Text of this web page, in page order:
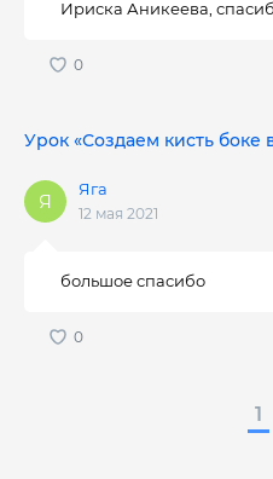
Ириска Аникеева,
Урок «Создаем кисть боке
Яга
12 мая 2021
большое спасибо
1